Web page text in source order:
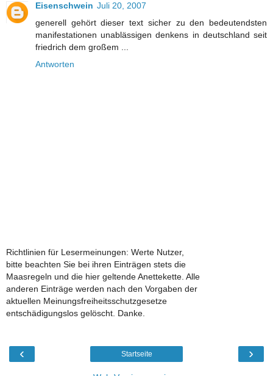
Eisenschwein Juli 20, 2007
generell gehört dieser text sicher zu den bedeutendsten
manifestationen unablässigen denkens in deutschland seit
friedrich dem großem ...
Antworten
Richtlinien für Lesermeinungen: Werte Nutzer,
bitte beachten Sie bei ihren Einträgen stets die
Maasregeln und die hier geltende Anettekette. Alle
anderen Einträge werden nach den Vorgaben der
aktuellen Meinungsfreiheitsschutzgesetze
entschädigungslos gelöscht. Danke.
‹ ›
Startseite